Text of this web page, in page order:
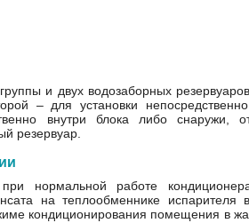
и двух водозаборных
– для установки
внутри блока либо снаружи,
резервуар.
нормальной работе
на теплообменнике испарителя
кондиционирования помещения в